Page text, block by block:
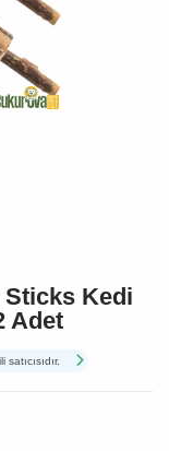
Sticks Kedi
Adet